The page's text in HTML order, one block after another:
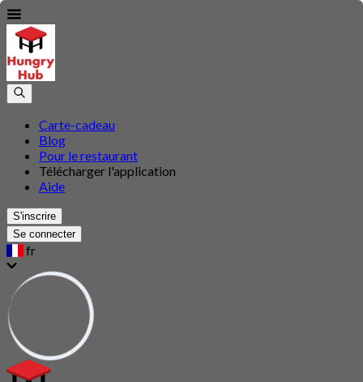
Carte-cadeau
Blog
Pour le restaurant
Télécharger l'application
Aide
S'inscrire
Se connecter
fr